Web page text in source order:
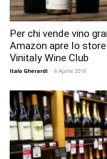
Per chi vende vino
Amazon apre lo
Vinitaly Wine Club
Italo Gherardi - 6 Aprile 2016